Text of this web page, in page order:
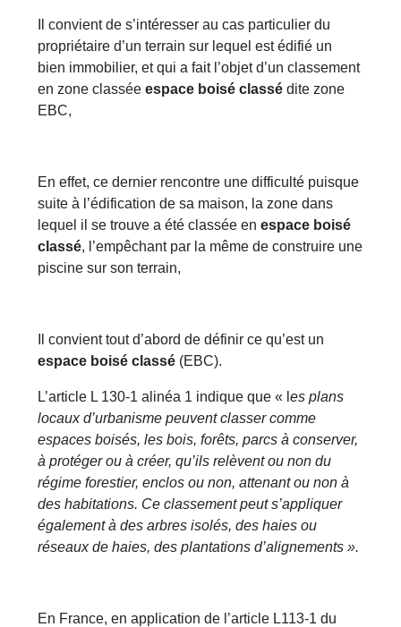
Il convient de s’intéresser au cas particulier du
propriétaire d’un terrain sur lequel est édifié un
bien immobilier, et qui a fait l’objet d’un classement
en zone classéeespace boisé classé dite zone
EBC,
En effet, ce dernier rencontre une difficulté puisque
suite à l’édification de sa maison, la zone dans
lequel il se trouve a été classée enespace boisé
classé, l’empêchant par la même de construire une
piscine sur son terrain,
Il convient tout d’abord de définir ce qu’est un
espace boisé classé (EBC).
L’article L 130-1 alinéa 1 indique que « les plans
locaux d’urbanisme peuvent classer comme
espaces boisés, les bois, forêts, parcs à conserver,
à protéger ou à créer, qu’ils relèvent ou non du
régime forestier, enclos ou non, attenant ou non à
des habitations. Ce classement peut s’appliquer
également à des arbres isolés, des haies ou
réseaux de haies, des plantations d’alignements ».
En France, en application de l’article L113-1 du